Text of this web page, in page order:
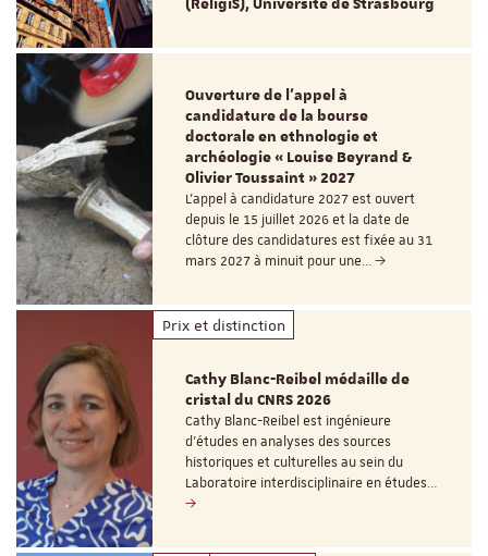
(ReligiS), Université de Strasbourg
Ouverture de l'appel à
candidature de la bourse
doctorale en ethnologie et
archéologie « Louise Beyrand &
Olivier Toussaint » 2027
L’appel à candidature 2027 est ouvert
depuis le 15 juillet 2026 et la date de
clôture des candidatures est fixée au 31
mars 2027 à minuit pour une…
Prix et distinction
Cathy Blanc-Reibel médaille de
cristal du CNRS 2026
Cathy Blanc-Reibel est ingénieure
d’études en analyses des sources
historiques et culturelles au sein du
Laboratoire interdisciplinaire en études…